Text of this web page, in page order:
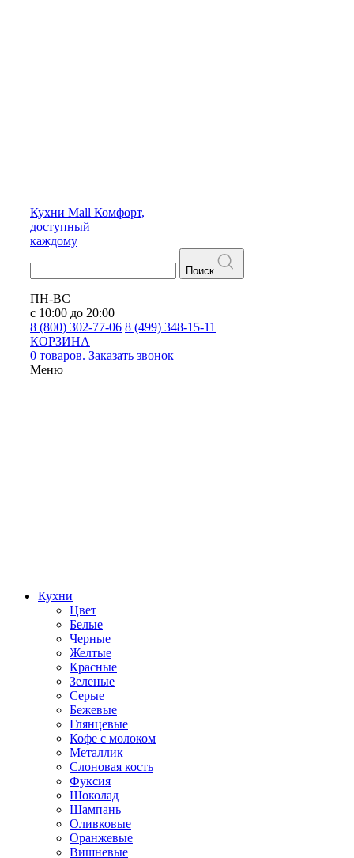
Кухни Mall Комфорт,
доступный
каждому
Поиск
ПН-ВС
с 10:00 до 20:00
8 (800) 302-77-06 8 (499) 348-15-11
КОРЗИНА
0 товаров. Заказать звонок
Меню
Кухни
Цвет
Белые
Черные
Желтые
Красные
Зеленые
Серые
Бежевые
Глянцевые
Кофе с молоком
Металлик
Слоновая кость
Фуксия
Шоколад
Шампань
Оливковые
Оранжевые
Вишневые